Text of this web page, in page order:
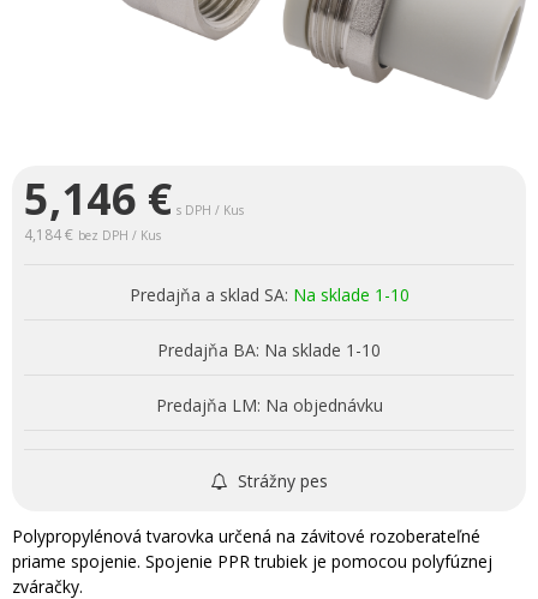
5,146 € s DPH / Kus
4,184 € bez DPH / Kus
Predajňa a sklad SA: Na sklade 1-10
Predajňa BA: Na sklade 1-10
Predajňa LM: Na objednávku
Strážny pes
Polypropylénová tvarovka určená na závitové rozoberateľné
priame spojenie. Spojenie PPR trubiek je pomocou polyfúznej
zváračky.